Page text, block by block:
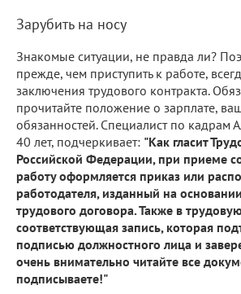
Зарубить на носу
Знакомые ситуации, не правда ли?
прежде, чем приступить к работе,
заключения трудового контракта.
прочитайте положение о зарплате,
обязанностей. Специалист по кадрам
40 лет, подчеркивает: "Как гласит
Российской Федерации, при приеме
работу оформляется приказ или
работодателя, изданный на
трудового договора. Также в
соответствующая запись, которая
подписью должностного лица и
очень внимательно читайте все
подписываете!"